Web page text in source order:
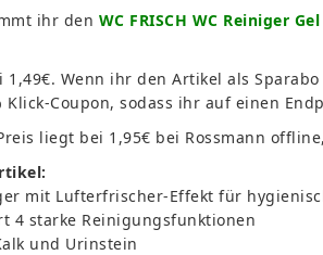
ihr den WC FRISCH WC Reiniger
1,49€. Wenn ihr den Artikel als
Klick-Coupon, sodass ihr auf einen
liegt bei 1,95€ bei Rossmann
mit Lufterfrischer-Effekt für
4 starke Reinigungsfunktionen
und Urinstein